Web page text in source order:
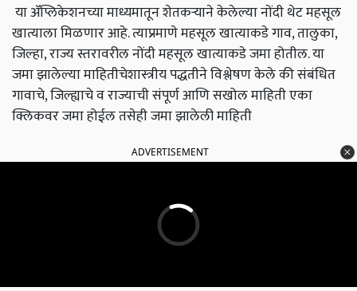
या ॲप्लिकेशनच्या माध्यमातून शेतकऱ्याने केलेल्या नोंदी थेट महसूल
खात्याला मिळणार आहे. त्याप्रमाणे महसूल खात्याकडे गाव, तालुका,
जिल्हा, राज्य स्तरावरील नोंदी महसूल खात्याकडे जमा होतील. या
जमा झालेल्या माहितीचेशास्त्रीय पद्धतीने विश्लेषण केले की संबंधित
गावाचे, जिल्ह्याचे व राज्याची संपूर्ण आणि सखोल माहिती एका
क्लिकवर जमा होईल तसेही जमा झालेली माहिती
ADVERTISEMENT